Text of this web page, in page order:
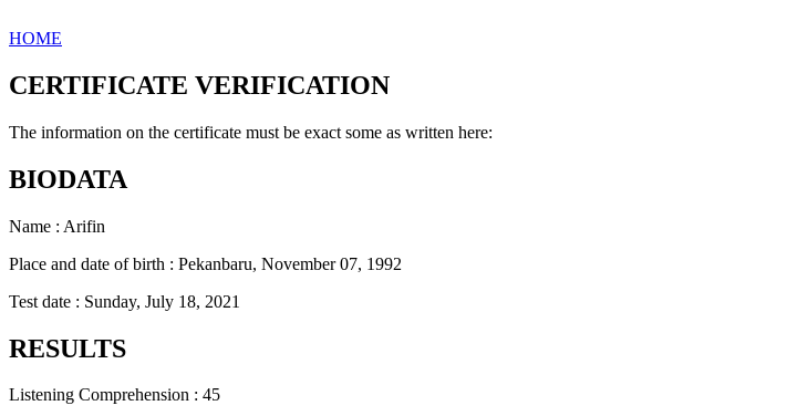
HOME
CERTIFICATE VERIFICATION
The information on the certificate must be exact some as written here:
BIODATA
Name : Arifin
Place and date of birth : Pekanbaru, November 07, 1992
Test date : Sunday, July 18, 2021
RESULTS
Listening Comprehension : 45